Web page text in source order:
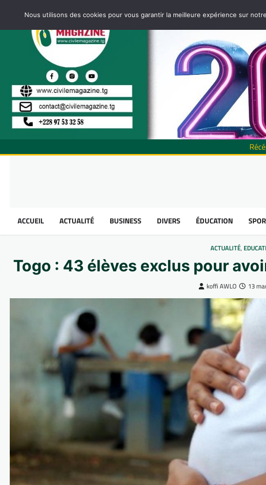
ACCUEIL ACTUALITÉ BUSINESS DIVERS ÉDUCATION
ACTUALITÉ,
Togo : 43 élèves exclus pour
koffi AWLO 13
Nous utilisons des cookies pour vous garantir la meilleure expérience sur